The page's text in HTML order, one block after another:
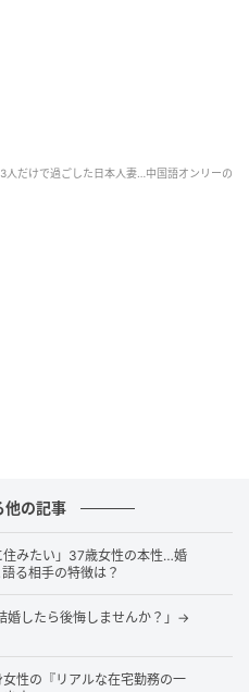
人だけで過ごした日本人妻…中国語オンリーの
他の記事
住みたい」37歳女性の本性…婚
る相手の特徴は？
したら後悔しませんか？」→
性の『リアルな在宅勤務の一